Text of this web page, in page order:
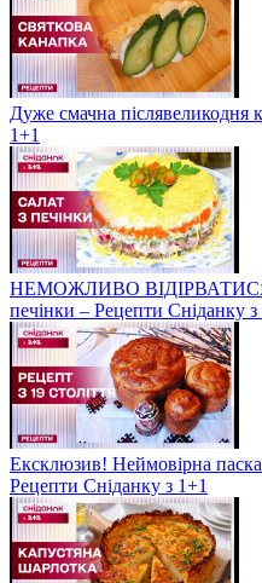
Дуже смачна післявеликодня
1+1
НЕМОЖЛИВО ВІДІРВАТИСЯ!
печінки – Рецепти Сніданку з
Ексклюзив! Неймовірна
Рецепти Сніданку з 1+1